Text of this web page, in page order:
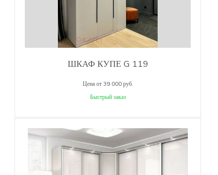
ШКАФ КУПЕ G 119
Цена от 39 000 руб.
Быстрый заказ